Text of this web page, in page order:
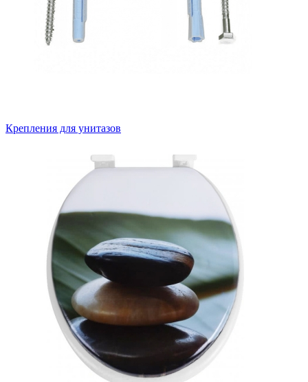
Крепления для унитазов